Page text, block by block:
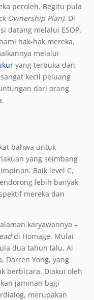
peroleh. Begitu pula
Ownership Plan). Di
datang melalui ESOP.
hak-hak mereka,
melalui
yang terbuka dan
kecil peluang
dari orang
bahwa untuk
yang seimbang
Baik level C,
lebih banyak
mereka dan
karyawannya –
di Homage. Mulai
dua tahun lalu, Ai
Darren Yong, yang
berbicara. Diakui oleh
jaminan bagi
merupakan